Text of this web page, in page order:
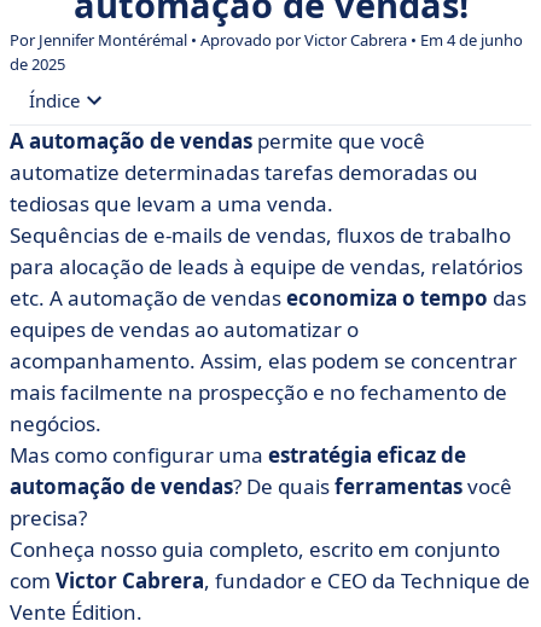
PorJennifer Montérémal • Aprovado por Victor Cabrera • Em 4 de junho
de 2025
Índice
• O que é automação de vendas?
• Quais são as diferenças com a automação de
marketing?
• Exemplos de casos de uso de automação de vendas
• Como você configura a automação de vendas?
Nossas 5 dicas
• Quais ferramentas são necessárias para a automação
de vendas?
• O que você precisa saber sobre automação de vendas
A automação de vendas permite que você
automatize determinadas tarefas demoradas ou
tediosas que levam a uma venda.
Sequências de e-mails de vendas, fluxos de trabalho
para alocação de leads à equipe de vendas, relatórios
etc. A automação de vendaseconomiza o tempo das
equipes de vendas ao automatizar o
acompanhamento. Assim, elas podem se concentrar
mais facilmente na prospecção e no fechamento de
negócios.
Mas como configurar uma estratégia eficaz de
automação de vendas? De quaisferramentasvocê
precisa?
Conheça nosso guia completo, escrito em conjunto
com Victor Cabrera, fundador e CEO da Technique de
Vente Édition.